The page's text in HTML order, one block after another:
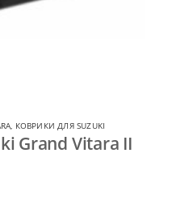
, КОВРИКИ ДЛЯ SUZUKI
Grand Vitara II